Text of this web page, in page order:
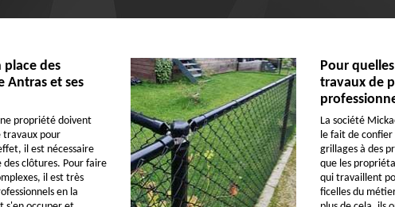
place des
Antras et ses
propriété doivent
travaux pour
il est nécessaire
des clôtures. Pour faire
il est très
en la
Pour
travaux de
La société
le fait de confier
grillages à des
que les
qui travaillent
ficelles du